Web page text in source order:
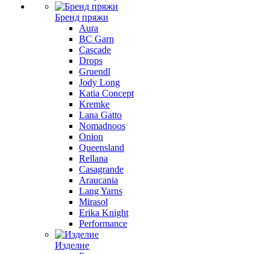
Бренд пряжи
Aura
BC Garn
Cascade
Drops
Gruendl
Jody Long
Katia Concept
Kremke
Lana Gatto
Nomadnoos
Onion
Queensland
Rellana
Casagrande
Araucania
Lang Yarns
Mirasol
Erika Knight
Performance
Изделие